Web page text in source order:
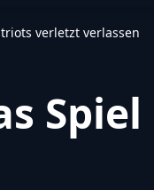
verletzt verlassen